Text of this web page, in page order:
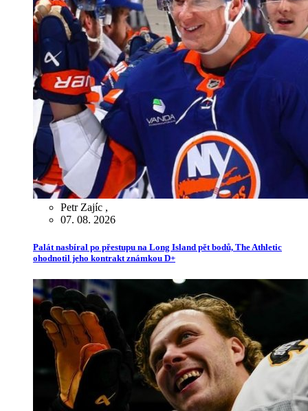
Petr Zajíc ,
07. 08. 2026
Palát nasbíral po přestupu na Long Island pět bodů, The Athletic
ohodnotil jeho kontrakt známkou D+